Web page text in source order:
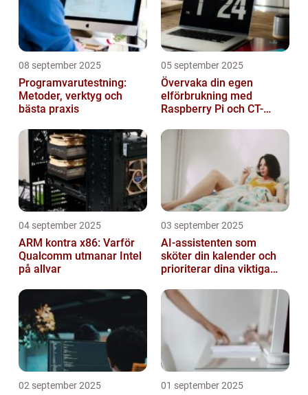
08 september 2025
Programvarutestning:
Metoder, verktyg och
bästa praxis
05 september 2025
Övervaka din egen
elförbrukning med
Raspberry Pi och CT-
04 september 2025
ARM kontra x86: Varför
Qualcomm utmanar Intel
på allvar
03 september 2025
AI-assistenten som
sköter din kalender och
prioriterar dina viktiga
02 september 2025 01 september 2025